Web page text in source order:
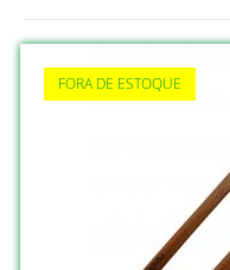
FORA DE ESTOQUE